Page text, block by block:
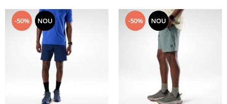
-50% NOU -50% NOU